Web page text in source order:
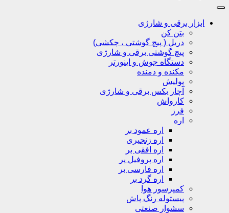
ابزار برقی و شارژی
بتن کن
دریل ( پیچ گوشتی ، چکشی)
پیچ گوشتی برقی و شارژی
دستگاه جوش و اینورتر
مکنده و دمنده
پولیش
آچار بکس برقی و شارژی
کارواش
فرز
اره
اره عمود بر
اره زنجیری
اره افقی بر
اره پروفیل پر
اره فارسی بر
اره گرد بر
کمپرسور هوا
پیستوله رنگ پاش
سشوار صنعتی